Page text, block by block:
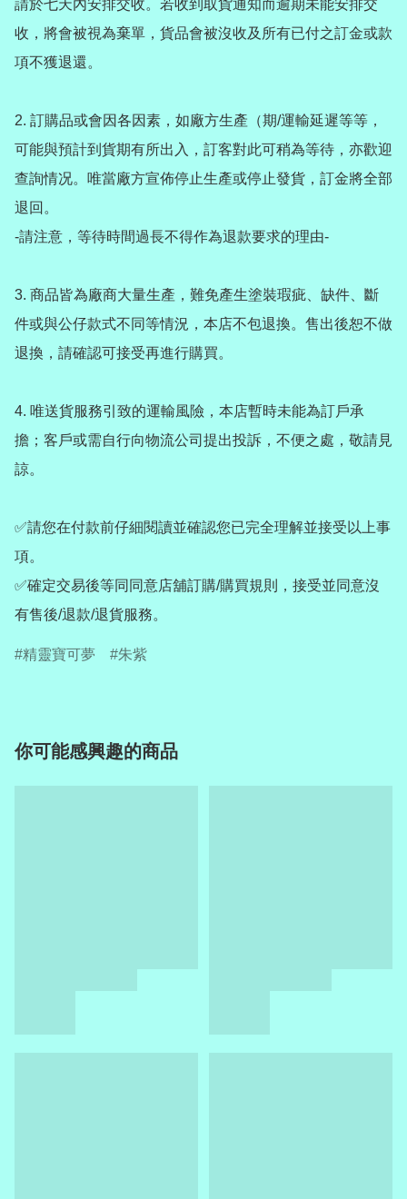
請於七天內安排交收。若收到取貨通知而逾期未能安排交
收，將會被視為棄單，貨品會被沒收及所有已付之訂金或款
項不獲退還。
2️. 訂購品或會因各因素，如廠方生產（期/運輸延遲等等，
可能與預計到貨期有所出入，訂客對此可稍為等待，亦歡迎
查詢情况。唯當廠方宣佈停止生產或停止發貨，訂金將全部
退回。
-請注意，等待時間過長不得作為退款要求的理由-
3️. 商品皆為廠商大量生產，難免產生塗裝瑕疵、缺件、斷
件或與公仔款式不同等情況，本店不包退換。售出後恕不做
退換，請確認可接受再進行購買。
4️. 唯送貨服務引致的運輸風險，本店暫時未能為訂戶承
擔；客戶或需自行向物流公司提出投訴，不便之處，敬請見
諒。
✅請您在付款前仔細閱讀並確認您已完全理解並接受以上事
項。
✅確定交易後等同同意店舖訂購/購買規則，接受並同意沒
有售後/退款/退貨服務。
精靈寶可夢 朱紫
你可能感興趣的商品